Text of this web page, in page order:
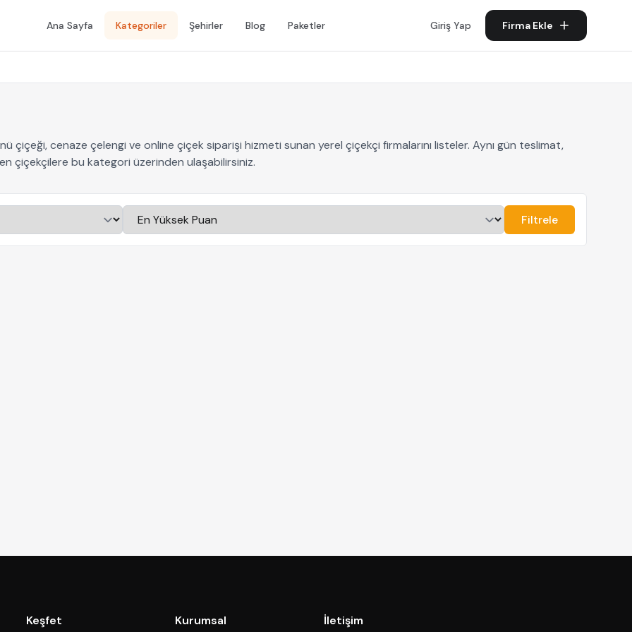
Ana Sayfa Kategoriler Şehirler Blog Paketler Giriş Yap Firma Ekle
çiçeği, cenaze çelengi ve online çiçek siparişi hizmeti sunan yerel çiçekçi firmalarını listeler. Aynı gün teslimat,
çiçekçilere bu kategori üzerinden ulaşabilirsiniz.
Filtrele
Keşfet Kurumsal İletişim